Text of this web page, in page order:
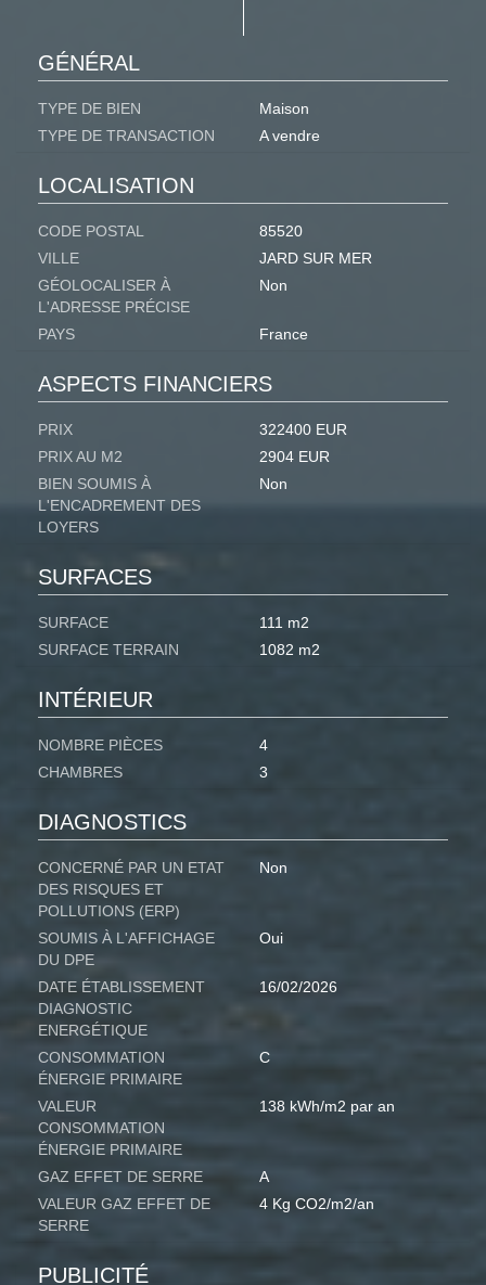
GÉNÉRAL
TYPE DE BIEN
Maison
TYPE DE TRANSACTION
A vendre
LOCALISATION
CODE POSTAL
85520
VILLE
JARD SUR MER
GÉOLOCALISER À
L'ADRESSE PRÉCISE
Non
PAYS France
ASPECTS FINANCIERS
PRIX
322400 EUR
PRIX AU M2
2904 EUR
BIEN SOUMIS À
L'ENCADREMENT DES
LOYERS
Non
SURFACES
SURFACE
111 m2
SURFACE TERRAIN
1082 m2
INTÉRIEUR
NOMBRE PIÈCES
4
CHAMBRES
3
DIAGNOSTICS
CONCERNÉ PAR UN ETAT
DES RISQUES ET
POLLUTIONS (ERP)
Non
SOUMIS À L'AFFICHAGE
DU DPE
Oui
DATE ÉTABLISSEMENT
DIAGNOSTIC
ENERGÉTIQUE
16/02/2026
CONSOMMATION
ÉNERGIE PRIMAIRE
C
VALEUR
CONSOMMATION
ÉNERGIE PRIMAIRE
138 kWh/m2 par an
GAZ EFFET DE SERRE
A
VALEUR GAZ EFFET DE
SERRE
4 Kg CO2/m2/an
PUBLICITÉ